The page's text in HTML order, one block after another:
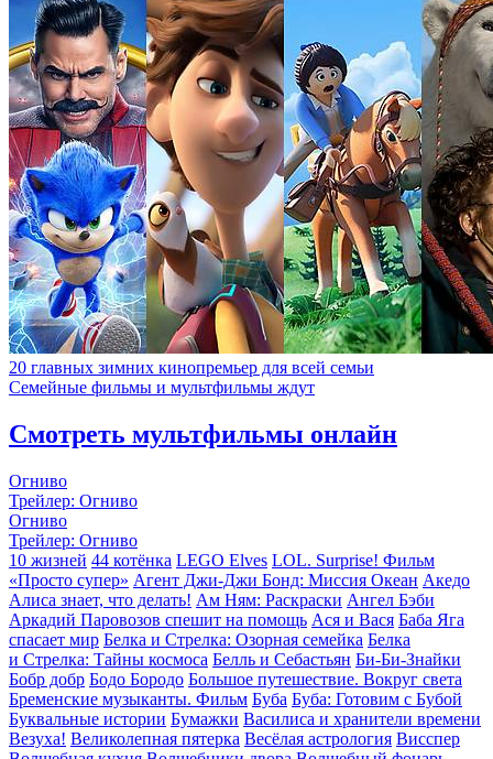
20 главных зимних кинопремьер для всей семьи
Семейные фильмы и мультфильмы ждут
Смотреть мультфильмы онлайн
Огниво
Трейлер: Огниво
Огниво
Трейлер: Огниво
10 жизней 44 котёнка LEGO Elves LOL. Surprise! Фильм
«Просто супер» Агент Джи-Джи Бонд: Миссия Океан Акедо
Алиса знает, что делать! Ам Ням: Раскраски Ангел Бэби
Аркадий Паровозов спешит на помощь Ася и Вася Баба Яга
спасает мир Белка и Стрелка: Озорная семейка Белка
и Стрелка: Тайны космоса Белль и Себастьян Би-Би-Знайки
Бобр добр Бодо Бородо Большое путешествие. Вокруг света
Бременские музыканты. Фильм Буба Буба: Готовим с Бубой
Буквальные истории Бумажки Василиса и хранители времени
Везуха! Великолепная пятерка Весёлая астрология Висспер